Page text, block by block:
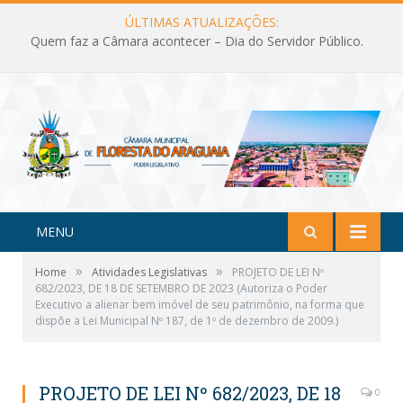
ÚLTIMAS ATUALIZAÇÕES:
Quem faz a Câmara acontecer – Dia do Servidor Público.
MENU
Home » Atividades Legislativas »
PROJETO DE LEI Nº
682/2023, DE 18 DE SETEMBRO DE 2023 (Autoriza o Poder
Executivo a alienar bem imóvel de seu patrimônio, na forma que
dispõe a Lei Municipal Nº 187, de 1º de dezembro de 2009.)
PROJETO DE LEI Nº 682/2023, DE 18 0